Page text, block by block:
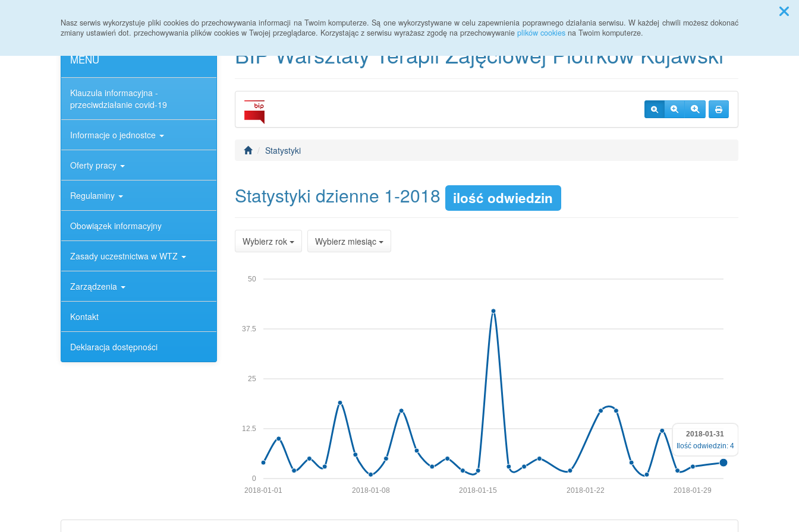
Nasz serwis wykorzystuje pliki cookies do przechowywania informacji na Twoim komputerze. Są one wykorzystywane w celu zapewnienia poprawnego działania serwisu. W każdej chwili możesz dokonać
zmiany ustawień dot. przechowywania plików cookies w Twojej przeglądarce. Korzystając z serwisu wyrażasz zgodę na przechowywanie plików cookies na Twoim komputerze.
MENU
Klauzula informacyjna -
przeciwdziałanie covid-19
Informacje o jednostce
Oferty pracy
Regulaminy
Obowiązek informacyjny
Zasady uczestnictwa w WTZ
Zarządzenia
Kontakt
Deklaracja dostępności
BIP Warsztaty Terapii Zajęciowej Piotrków Kujawski
Statystyki
Statystyki dzienne 1-2018 ilość odwiedzin
Wybierz rok Wybierz miesiąc
0
12.5
25
37.5
50
2018-01-29
2018-01-22
2018-01-15
2018-01-08
2018-01-01
2018-01-31
Ilość odwiedzin: 4